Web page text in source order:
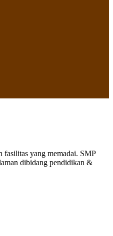
fasilitas yang memadai. SMP
dibidang pendidikan &